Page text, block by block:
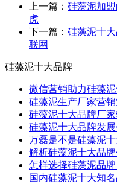
上一篇： 硅藻泥加
虎
下一篇： 硅藻泥十
联网||
硅藻泥十大品牌
微信营销助力硅藻
硅藻泥生产厂家营
硅藻泥十大品牌厂
硅藻泥十大品牌发
万磊是不是硅藻泥十
解析硅藻泥十大品
怎样选择硅藻泥品
国内硅藻泥十大知